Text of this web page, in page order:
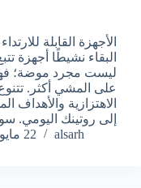
الأجهزة القابلة
البقاء نشيطًا أجهزة
ليست مجرد موضة؛
على المشي أكثر. تتنوع
الاهتزازية
إلى روتينك اليومي.
alsarh
22 مايو، 2025